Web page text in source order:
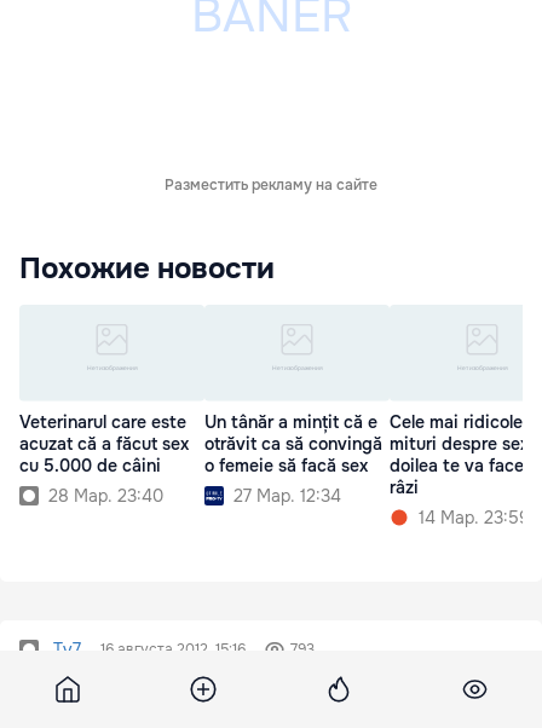
Разместить рекламу на сайте
Похожие новости
Veterinarul care este
acuzat că a făcut sex
cu 5.000 de câini
28 Мар. 23:40
Un tânăr a mințit că e
otrăvit ca să convingă
o femeie să facă sex
27 Мар. 12:34
Cele mai ridicole 7
mituri despre sex.
doilea te va face
râzi
14 Мар. 23:59
Tv7 16 августа 2012, 15:16 793
Poliția a reținut șapte bărbați